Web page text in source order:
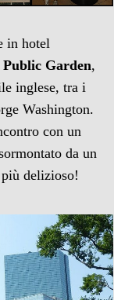
in hotel
Public Garden,
inglese, tra i
Washington.
con un
da un
delizioso!